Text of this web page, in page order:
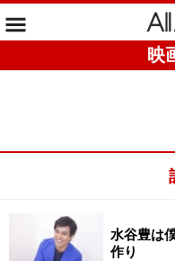
映
水谷豊は
作り